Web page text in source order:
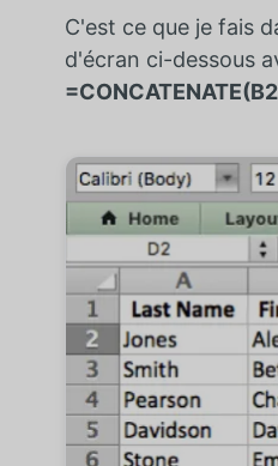
C'est ce que je fais
d'écran ci-dessous